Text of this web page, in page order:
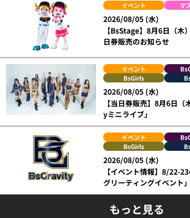
イベント マ
2026/08/05 (水)
【BsStage】8月6日（木
日券販売のお知らせ
イベント
BsGirls
2026/08/05 (水)
【当日券販売】8月6日
yミニライブ」
イベント
BsGirls
2026/08/05 (水)
【イベント情報】8/22-
グリーティングイベント
もっと見る